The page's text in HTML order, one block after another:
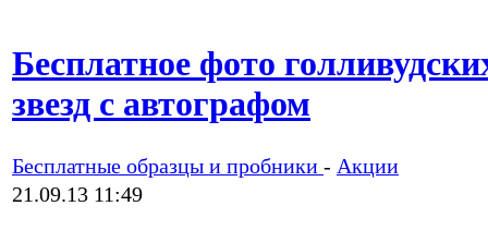
Бесплатное фото
звезд с автографом
Бесплатные образцы и пробники - Акции
21.09.13 11:49